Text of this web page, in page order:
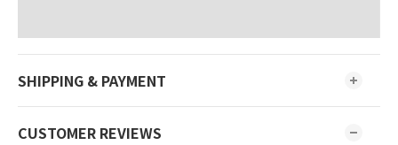
SHIPPING & PAYMENT
CUSTOMER REVIEWS